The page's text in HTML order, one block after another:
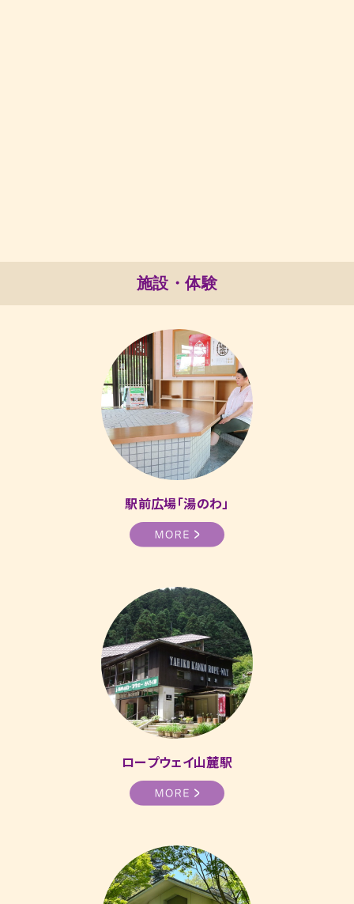
施設・体験
駅前広場「湯のわ」
ロープウェイ山麓駅